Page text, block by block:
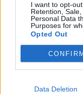
I want to opt-
Retention,
Personal Data
Purposes for
Opted Out
Data Deletion
Komentaras